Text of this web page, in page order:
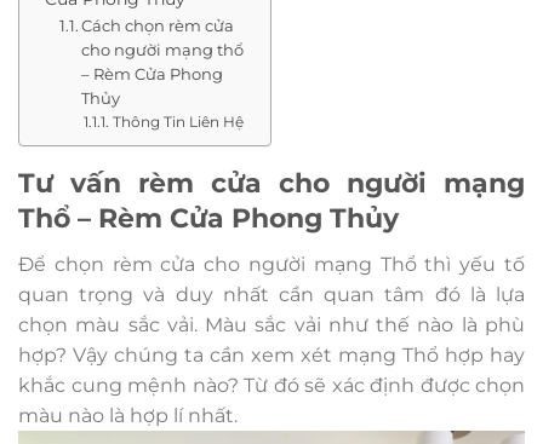
Cách chọn rèm cửa
cho người mạng thổ
– Rèm Cửa Phong
Thủy
Thông Tin Liên Hệ
Tư vấn rèm cửa cho người mạng
Thổ – Rèm Cửa Phong Thủy
Để chọn rèm cửa cho người mạng Thổ thì yếu tố
quan trọng và duy nhất cần quan tâm đó là lựa
chọn màu sắc vải. Màu sắc vải như thế nào là phù
hợp? Vậy chúng ta cần xem xét mạng Thổ hợp hay
khắc cung mệnh nào? Từ đó sẽ xác định được chọn
màu nào là hợp lí nhất.